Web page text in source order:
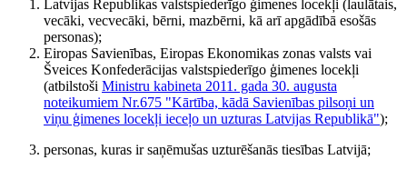
Latvijas Republikas valstspiederīgo ģimenes locekļi (laulātais,
vecāki, vecvecāki, bērni, mazbērni, kā arī apgādībā esošās
personas);
Eiropas Savienības, Eiropas Ekonomikas zonas valsts vai
Šveices Konfederācijas valstspiederīgo ģimenes locekļi
(atbilstoši Ministru kabineta 2011. gada 30. augusta
noteikumiem Nr.675 "Kārtība, kādā Savienības pilsoņi un
viņu ģimenes locekļi ieceļo un uzturas Latvijas Republikā");
personas, kuras ir saņēmušas uzturēšanās tiesības Latvijā;